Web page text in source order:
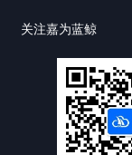
关注嘉为蓝鲸